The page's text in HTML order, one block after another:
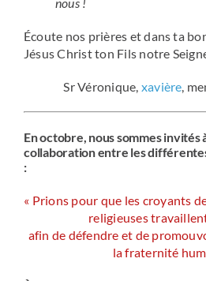
Écoute nos prières et dans ta
Jésus Christ ton Fils notre
Sr Véronique, xavière,
En octobre, nous sommes invités
collaboration entre les
:
« Prions pour que les croyants
religieuses
afin de défendre et de
la fraternité